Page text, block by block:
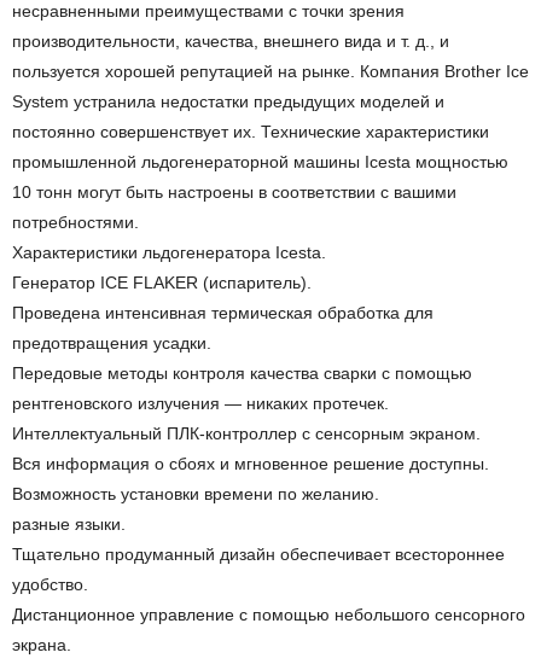
несравненными преимуществами с точки зрения
производительности, качества, внешнего вида и т. д., и
пользуется хорошей репутацией на рынке. Компания Brother Ice
System устранила недостатки предыдущих моделей и
постоянно совершенствует их. Технические характеристики
промышленной льдогенераторной машины Icesta мощностью
10 тонн могут быть настроены в соответствии с вашими
потребностями.
Характеристики льдогенератора Icesta.
Генератор ICE FLAKER (испаритель).
Проведена интенсивная термическая обработка для
предотвращения усадки.
Передовые методы контроля качества сварки с помощью
рентгеновского излучения — никаких протечек.
Интеллектуальный ПЛК-контроллер с сенсорным экраном.
Вся информация о сбоях и мгновенное решение доступны.
Возможность установки времени по желанию.
разные языки.
Тщательно продуманный дизайн обеспечивает всестороннее
удобство.
Дистанционное управление с помощью небольшого сенсорного
экрана.